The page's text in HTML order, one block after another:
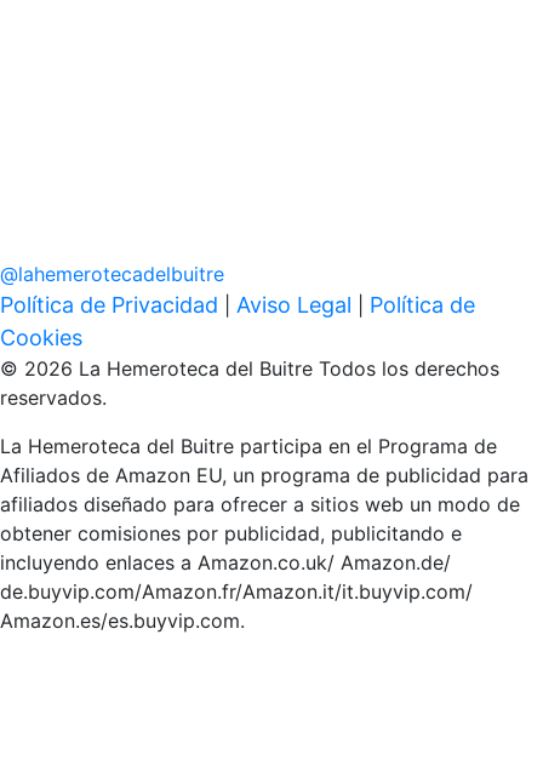
@lahemerotecadelbuitre
Política de Privacidad Aviso Legal
Política de
Cookies
© 2026 La Hemeroteca del Buitre Todos los derechos
reservados.
La Hemeroteca del Buitre participa en el Programa de
Afiliados de Amazon EU, un programa de publicidad para
afiliados diseñado para ofrecer a sitios web un modo de
obtener comisiones por publicidad, publicitando e
incluyendo enlaces a Amazon.co.uk/ Amazon.de/
de.buyvip.com/Amazon.fr/Amazon.it/it.buyvip.com/
Amazon.es/es.buyvip.com.